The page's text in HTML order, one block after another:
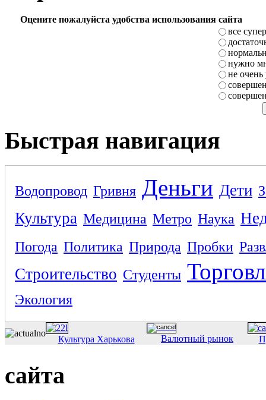
Оцените пожалуйста удобства использования сайта
все супер
нужно
не очень
Быстрая навигация
Водопровод Гривня Деньги Дети
Культура Медицина Метро Наука
Погода Политика Природа Пробки
Строительство Студенты
Экология
Культура Харькова Валютный рынок
сайта